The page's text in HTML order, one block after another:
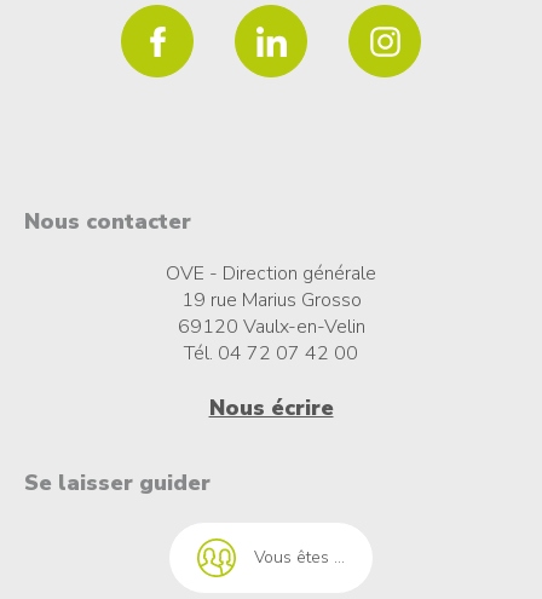
Nous contacter
OVE - Direction générale
19 rue Marius Grosso
69120 Vaulx-en-Velin
Tél. 04 72 07 42 00
Nous écrire
Se laisser guider
Vous êtes ...